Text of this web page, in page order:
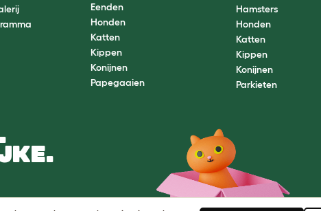
Eenden
Honden
Katten
Kippen
Konijnen
Papegaaien
Hamsters
Honden
Katten
Kippen
Konijnen
Parkieten